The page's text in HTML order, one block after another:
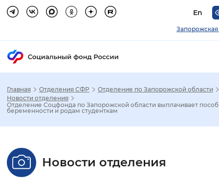
En
Запорожская
Стандартный Увеличенный
Главная Отделения СФР
Отделение по Запорожской области
Новости отделения
Отделение Соцфонда по Запорожской области выплачивает
беременности и родам студенткам
Новости отделения